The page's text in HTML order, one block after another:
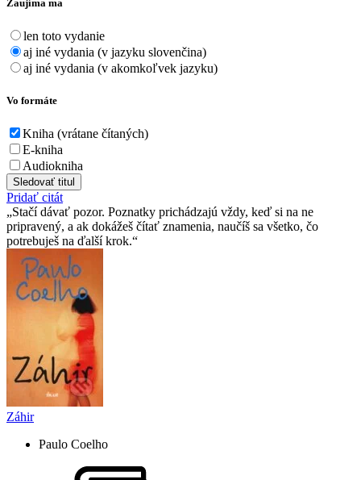
Zaujíma ma
len toto vydanie
aj iné vydania (v jazyku slovenčina)
aj iné vydania (v akomkoľvek jazyku)
Vo formáte
Kniha (vrátane čítaných)
E-kniha
Audiokniha
Sledovať titul
Pridať citát
Stačí dávať pozor. Poznatky prichádzajú vždy, keď si na ne
pripravený, a ak dokážeš čítať znamenia, naučíš sa všetko, čo
potrebuješ na ďalší krok.
Záhir
Paulo Coelho